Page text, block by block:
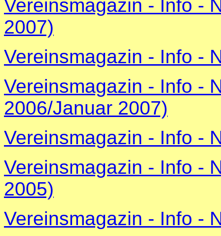
Vereinsmagazin - Info -
2007)
Vereinsmagazin - Info -
Vereinsmagazin - Info -
2006/Januar 2007)
Vereinsmagazin - Info -
Vereinsmagazin - Info -
2005)
Vereinsmagazin - Info -